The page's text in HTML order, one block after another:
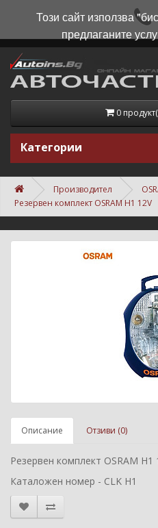
0
Категории
Производител
Резервен комплект OSRAM H1 12V
Описание Отзиви (0)
Резервен комплект OSRAM H1
Каталожен номер - CLK H1
Този сайт използва
предлаганите